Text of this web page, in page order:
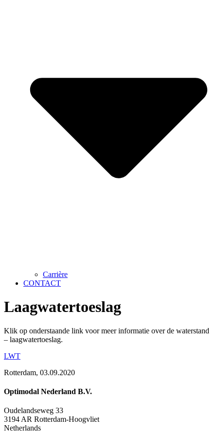
Carrière
CONTACT
Laagwatertoeslag
Klik op onderstaande link voor meer informatie over de waterstand
– laagwatertoeslag.
LWT
Rotterdam, 03.09.2020
Optimodal Nederland B.V.
Oudelandseweg 33
3194 AR Rotterdam-Hoogvliet
Netherlands